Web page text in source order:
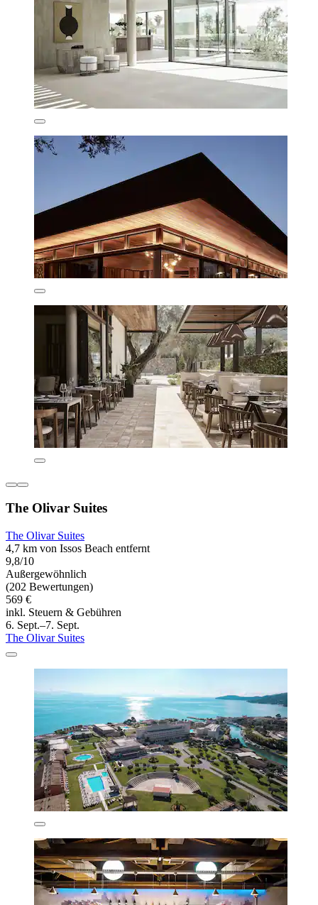
The Olivar Suites
The Olivar Suites
4,7 km von Issos Beach entfernt
9,8/10
Außergewöhnlich
(202 Bewertungen)
569 €
inkl. Steuern & Gebühren
6. Sept.–7. Sept.
The Olivar Suites